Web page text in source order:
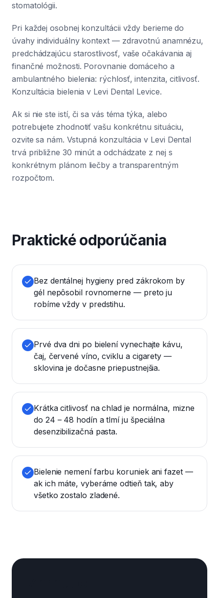
stomatológii.
Pri každej osobnej konzultácii vždy berieme do
úvahy individuálny kontext — zdravotnú anamnézu,
predchádzajúcu starostlivosť, vaše očakávania aj
finančné možnosti. Porovnanie domáceho a
ambulantného bielenia: rýchlosť, intenzita, citlivosť.
Konzultácia bielenia v Levi Dental Levice.
Ak si nie ste istí, či sa vás téma týka, alebo
potrebujete zhodnotiť vašu konkrétnu situáciu,
ozvite sa nám. Vstupná konzultácia v Levi Dental
trvá približne 30 minút a odchádzate z nej s
konkrétnym plánom liečby a transparentným
rozpočtom.
Praktické odporúčania
Bez dentálnej hygieny pred zákrokom by
gél nepôsobil rovnomerne — preto ju
robíme vždy v predstihu.
Prvé dva dni po bielení vynechajte kávu,
čaj, červené víno, cviklu a cigarety —
sklovina je dočasne priepustnejšia.
Krátka citlivosť na chlad je normálna, mizne
do 24 – 48 hodín a tlmí ju špeciálna
desenzibilizačná pasta.
Bielenie nemení farbu koruniek ani fazet —
ak ich máte, vyberáme odtieň tak, aby
všetko zostalo zladené.